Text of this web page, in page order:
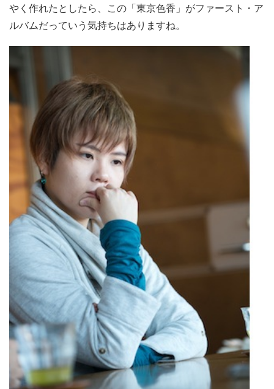
やく作れたとしたら、この「東京色香」がファースト・ア
ルバムだっていう気持ちはありますね。